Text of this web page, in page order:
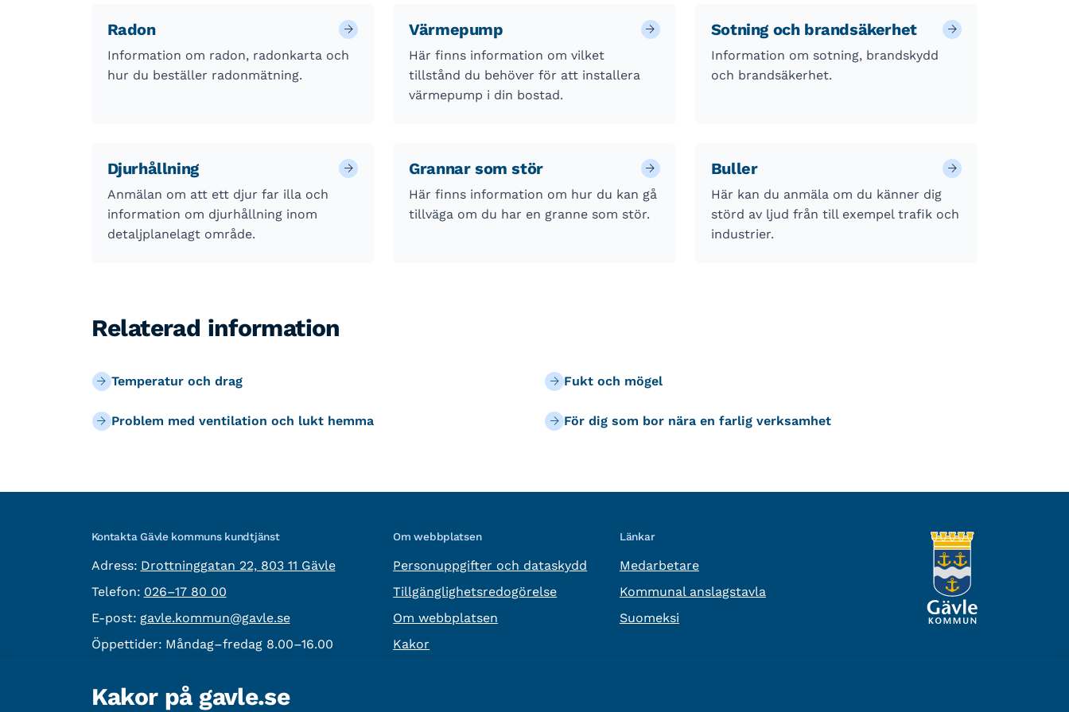
Radon
Information om radon, radonkarta och
hur du beställer radonmätning.
Värmepump
Här finns information om vilket
tillstånd du behöver för att installera
värmepump i din bostad.
Sotning och brandsäkerhet
Information om sotning, brandskydd
och brandsäkerhet.
Djurhållning
Anmälan om att ett djur far illa och
information om djurhållning inom
detaljplanelagt område.
Grannar som stör
Här finns information om hur du kan gå
tillväga om du har en granne som stör.
Buller
Här kan du anmäla om du känner dig
störd av ljud från till exempel trafik och
industrier.
Relaterad information
Temperatur och drag Fukt och mögel
Problem med ventilation och lukt hemma För dig som bor nära en farlig verksamhet
Kontakta Gävle kommuns kundtjänst
Adress: besöksadress:
Drottninggatan 22, 803 11 Gävle
Telefon: Telefon:
026–17 80 00
E-post: E-post:
gavle.kommun@gavle.se
Öppettider: Måndag–fredag 8.00–16.00
Om webbplatsen
Personuppgifter och dataskydd
Tillgänglighetsredogörelse
Om webbplatsen
Kakor
Länkar
Medarbetare
Kommunal anslagstavla
Suomeksi
Övrig information
Kakor på gavle.se